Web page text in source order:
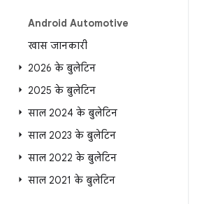
Android Automotive
खास जानकारी
2026 के बुलेटिन
2025 के बुलेटिन
साल 2024 के बुलेटिन
साल 2023 के बुलेटिन
साल 2022 के बुलेटिन
साल 2021 के बुलेटिन